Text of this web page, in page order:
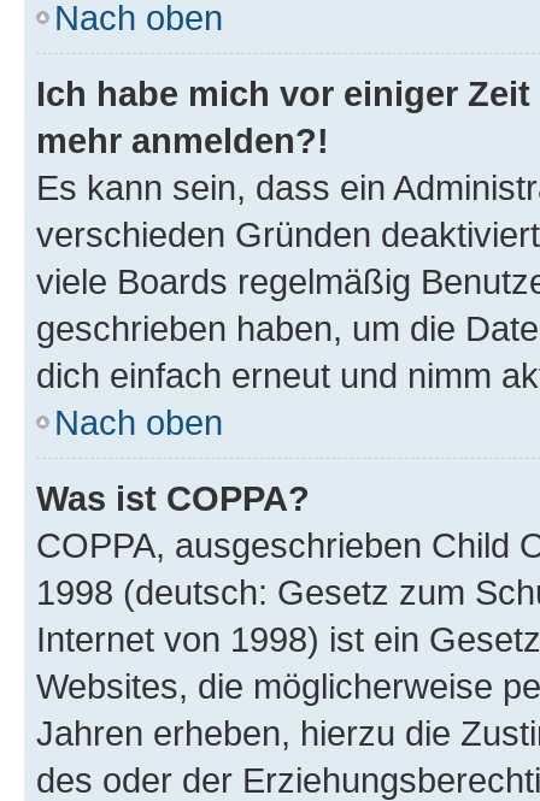
Nach oben
Ich habe mich vor einiger
mehr anmelden?!
Es kann sein, dass ein
verschieden Gründen
viele Boards regelmäßig
geschrieben haben, um die
dich einfach erneut und nimm
Nach oben
Was ist COPPA?
COPPA, ausgeschrieben Child
1998 (deutsch: Gesetz zum
Internet von 1998) ist ein
Websites, die möglicherweise
Jahren erheben, hierzu die
des oder der